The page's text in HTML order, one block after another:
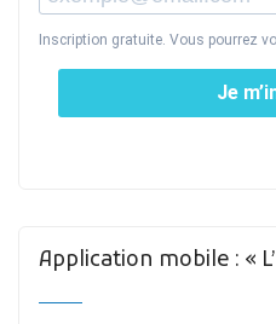
Inscription gratuite. Vous pourrez
Je
Application mobile : «